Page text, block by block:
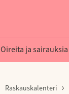
Oireita ja sairauksia
Raskauskalenteri